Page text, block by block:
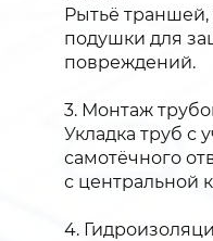
Рытьё траншей,
подушки для
повреждений.
3. Монтаж
Укладка труб с
самотёчного
с центральной
4.